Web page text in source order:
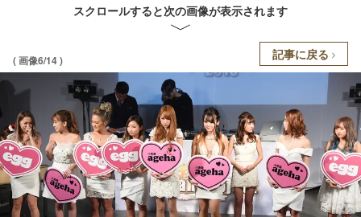
スクロールすると次の画像が表示されます
( 画像6/14 ) 記事に戻る